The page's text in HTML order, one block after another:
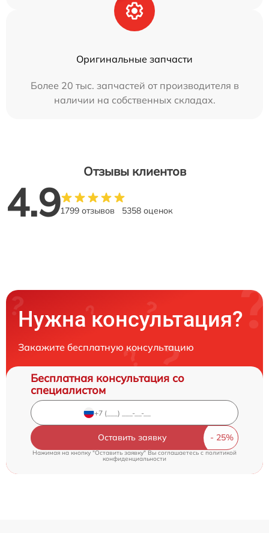
Оригинальные запчасти
Более 20 тыс. запчастей от производителя в
наличии на собственных складах.
Отзывы клиентов
4.91799 отзывов 5358 оценок
Нужна консультация?
Закажите бесплатную консультацию
Бесплатная консультация со
специалистом
Оставить заявку
Нажимая на кнопку "Оставить заявку" Вы соглашаетесь cполитикой
конфиденциальности